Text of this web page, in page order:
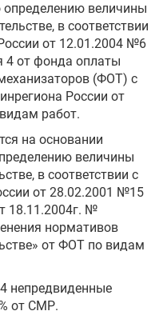
величины
в соответствии
от 12.01.2004 №6
4 от фонда оплаты
(ФОТ) с
России от
работ.
на основании
величины
в соответствии с
от 28.02.2001 №15
18.11.2004г. №
нормативов
от ФОТ по видам
непредвиденные
от СМР.